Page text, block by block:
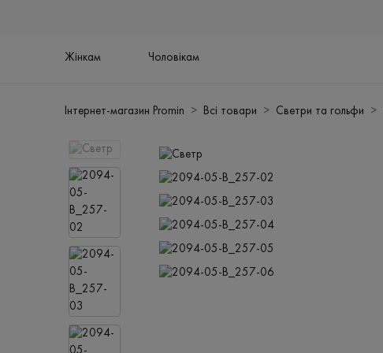
Жінкам Чоловікам
Інтернет-магазин Promin Всі товари Светри та гольфи